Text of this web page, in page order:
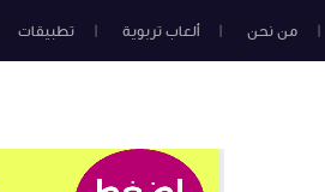
من نحن ألعاب تربوية
تطبيقات